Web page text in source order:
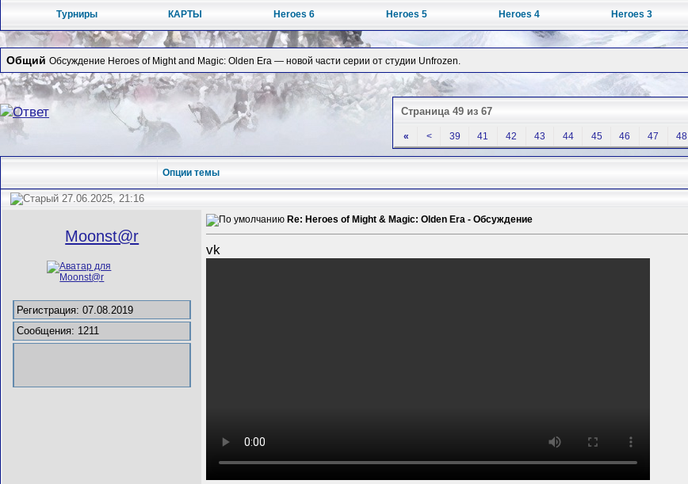
Турниры КАРТЫ Heroes 6 Heroes 5 Heroes 4 Heroes 3
Общий Обсуждение Heroes of Might and Magic: Olden Era — новой части серии от студии Unfrozen.
Страница 49 из 67
« < 39 41 42 43 44 45 46 47 48
Опции темы
27.06.2025, 21:16
Mооnst@r
Регистрация: 07.08.2019
Сообщения: 1211
Re: Heroes of Might & Magic: Olden Era - Обсуждение
vk